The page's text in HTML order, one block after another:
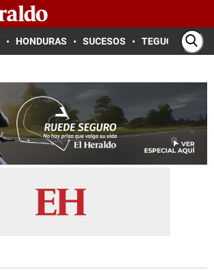
HONDURAS SUCESOS TEGUCIGALPA